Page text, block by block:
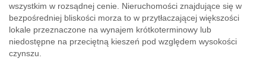
wszystkim w rozsądnej cenie. Nieruchomości znajdujące się w
bezpośredniej bliskości morza to w przytłaczającej większości
lokale przeznaczone na wynajem krótkoterminowy lub
niedostępne na przeciętną kieszeń pod względem wysokości
czynszu.